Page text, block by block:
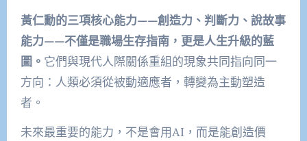
黃仁勳的三項核心能力——創造力、判斷力、說故事
能力——不僅是職場生存指南，更是人生升級的藍
圖。 它們與現代人際關係重組的現象共同指向同一
方向：人類必須從被動適應者，轉變為主動塑造
者。
未來最重要的能力，不是會用AI，而是能創造價